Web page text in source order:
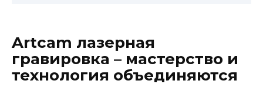
Artcam лазерная
гравировка – мастерство и
технология объединяются